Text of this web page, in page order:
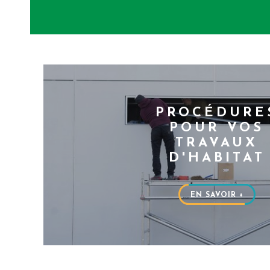
POUR VOS
TRAVAUX
D'HABITAT
EN SAVOIR +